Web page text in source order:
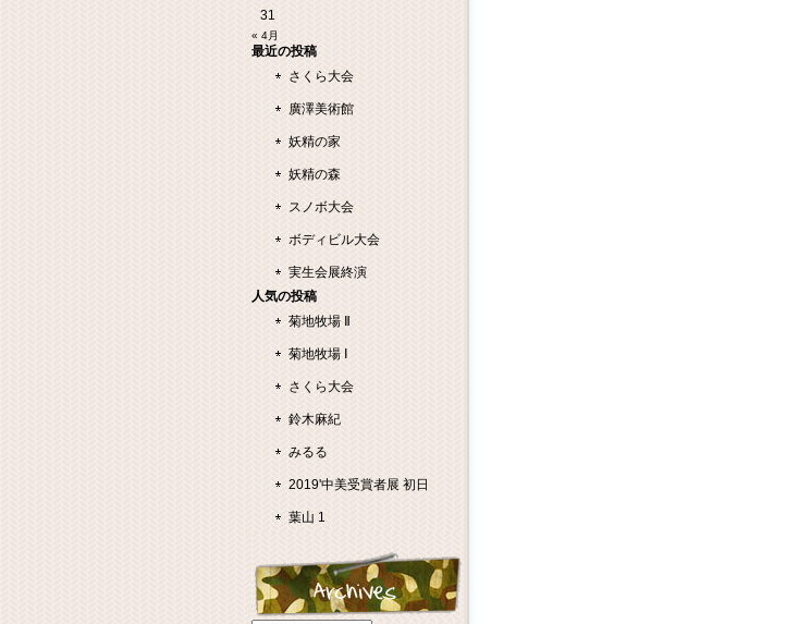
31
« 4月
最近の投稿
さくら大会
廣澤美術館
妖精の家
妖精の森
スノボ大会
ボディビル大会
実生会展終演
人気の投稿
菊地牧場 Ⅱ
菊地牧場 Ⅰ
さくら大会
鈴木麻紀
みるる
2019'中美受賞者展 初日
葉山 1